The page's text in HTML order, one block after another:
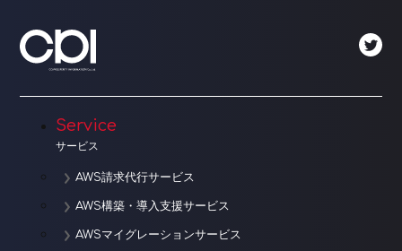
ゲ
シ
ン
Service
サービス
AWS請求代行サービス
AWS構築・導入支援サービス
AWSマイグレーションサービス